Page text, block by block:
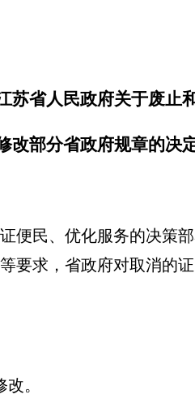
年1月
苏省人民政府关于废止
改部分省政府规章的决
便民、优化服务的决策
要求，省政府对取消的
。